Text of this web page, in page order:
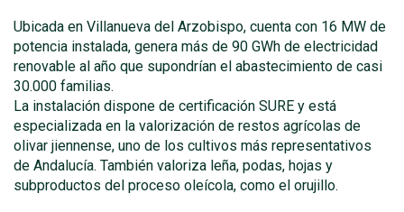
Ubicada en Villanueva del Arzobispo, cuenta con 16 MW de
potencia instalada, genera más de 90 GWh de electricidad
renovable al año que supondrían el abastecimiento de casi
30.000 familias.
La instalación dispone de certificación SURE y está
especializada en la valorización de restos agrícolas de
olivar jiennense, uno de los cultivos más representativos
de Andalucía. También valoriza leña, podas, hojas y
subproductos del proceso oleícola, como el orujillo.